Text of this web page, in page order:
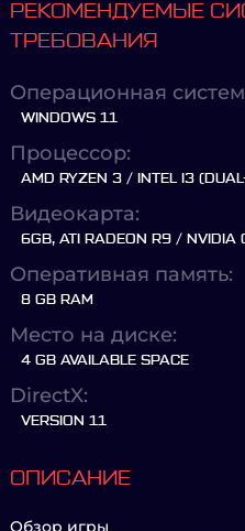
РЕКОМЕНДУЕМЫЕ
ТРЕБОВАНИЯ
Операционная
WINDOWS 11
Процессор:
AMD RYZEN 3 / INTEL I3
Видеокарта:
6GB, ATI RADEON R9 / NVIDIA
Оперативная память:
8 GB RAM
Место на диске:
4 GB AVAILABLE SPACE
DirectX:
VERSION 11
ОПИСАНИЕ
Обзор игры